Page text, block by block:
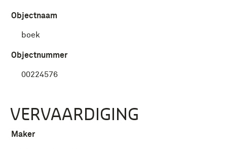
Objectnaam
boek
Objectnummer
00224576
VERVAARDIGING
Maker